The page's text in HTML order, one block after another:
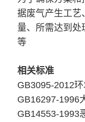
据废气产生工艺
量、所需达到处
等
相关标准
GB3095-2012
GB16297-1996
GB14553-1993